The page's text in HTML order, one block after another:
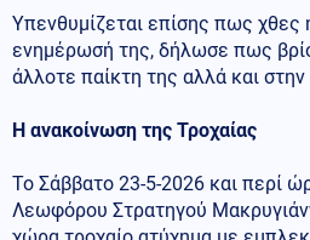
Υπενθυμίζεται επίσης πως
ενημέρωσή της, δήλωσε πως
άλλοτε παίκτη της αλλά και στην
Η ανακοίνωση της Τροχαίας
Το Σάββατο 23-5-2026 και περί
Λεωφόρου Στρατηγού